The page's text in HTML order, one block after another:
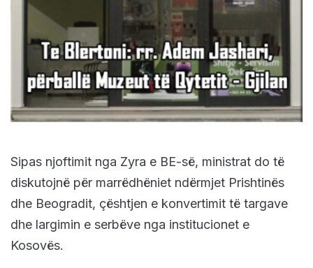
Sipas njoftimit nga Zyra e BE-së, ministrat do të
diskutojnë për marrëdhëniet ndërmjet Prishtinës
dhe Beogradit, çështjen e konvertimit të targave
dhe largimin e serbëve nga institucionet e
Kosovës.